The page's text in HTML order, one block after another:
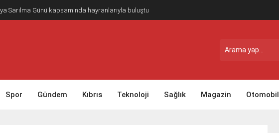
Sarılma Günü kapsamında hayranlarıyla buluştu
Spor Gündem Kıbrıs Teknoloji Sağlık Magazin Otomobil